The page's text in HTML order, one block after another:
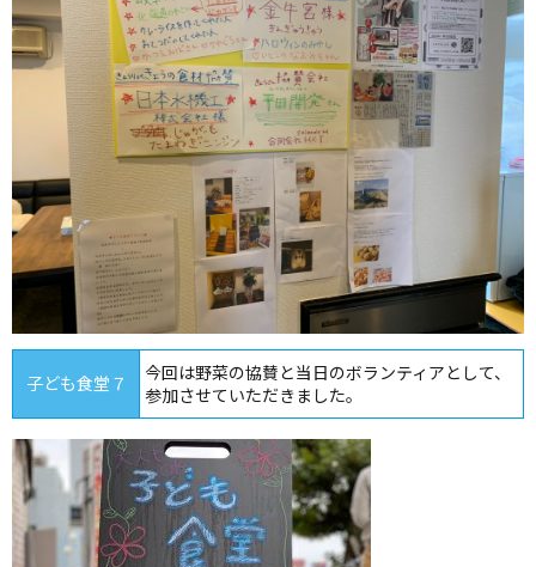
子ども食堂７
今回は野菜の協賛と当日のボランティアとして、
参加させていただきました。